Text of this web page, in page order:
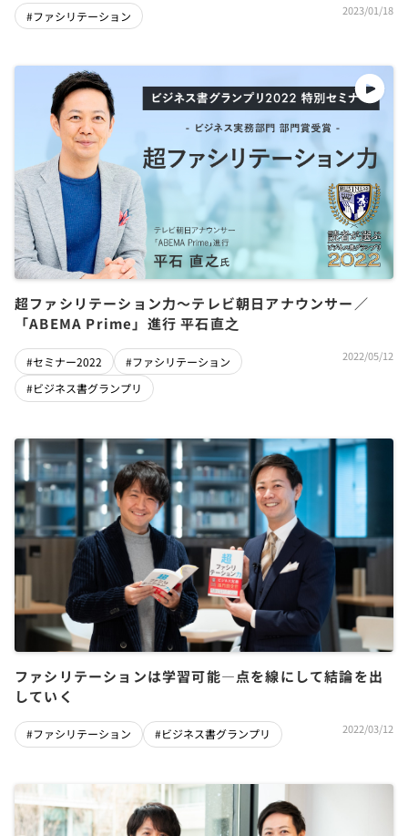
#ファシリテーション 2023/01/18
超ファシリテーション力～テレビ朝日アナウンサー／
「ABEMA Prime」進行 平石直之
#セミナー2022
#ファシリテーション
#ビジネス書グランプリ
2022/05/12
ファシリテーションは学習可能―点を線にして結論を出
していく
#ファシリテーション #ビジネス書グランプリ 2022/03/12